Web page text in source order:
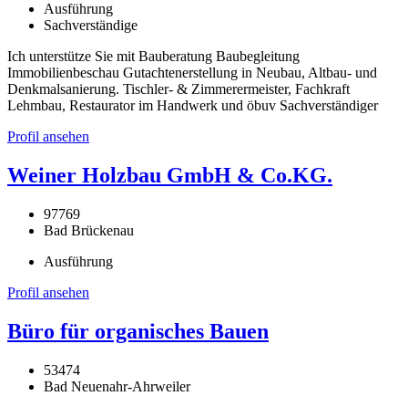
Ausführung
Sachverständige
Ich unterstütze Sie mit Bauberatung Baubegleitung
Immobilienbeschau Gutachtenerstellung in Neubau, Altbau- und
Denkmalsanierung. Tischler- & Zimmerermeister, Fachkraft
Lehmbau, Restaurator im Handwerk und öbuv Sachverständiger
Profil ansehen
Weiner Holzbau GmbH & Co.KG.
97769
Bad Brückenau
Ausführung
Profil ansehen
Büro für organisches Bauen
53474
Bad Neuenahr-Ahrweiler